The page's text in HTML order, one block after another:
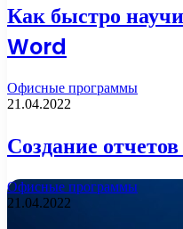
Как быстро
Word
Офисные программы
21.04.2022
Создание
Офисные программы
21.04.2022